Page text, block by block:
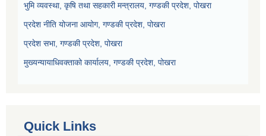
भुमि व्यवस्था, कृषि तथा सहकारी मन्त्रालय, गण्डकी प्रदेश, पोखरा
प्रदेश नीति योजना आयोग, गण्डकी प्रदेश, पोखरा
प्रदेश सभा, गण्डकी प्रदेश, पोखरा
मुख्यन्यायाधिवक्ताको कार्यालय, गण्डकी प्रदेश, पोखरा
Quick Links